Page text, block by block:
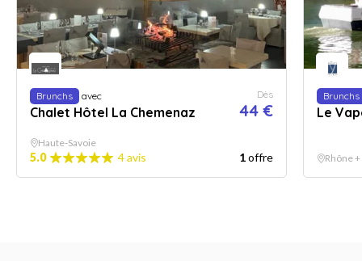
Brunchs avec
Chalet Hôtel La Chemenaz
Dès
44 €
Haute-Savoie
5.0 4 avis 1offre
Brunchs
Le
Rhône